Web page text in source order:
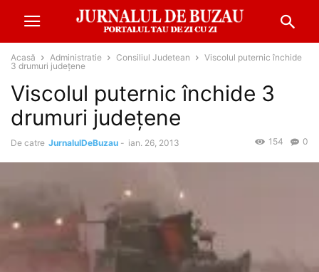
Acasă Administratie Consiliul Judetean
Viscolul puternic închide
3 drumuri județene
Viscolul puternic închide 3
drumuri județene
De catre JurnalulDeBuzau - ian. 26, 2013 0
154